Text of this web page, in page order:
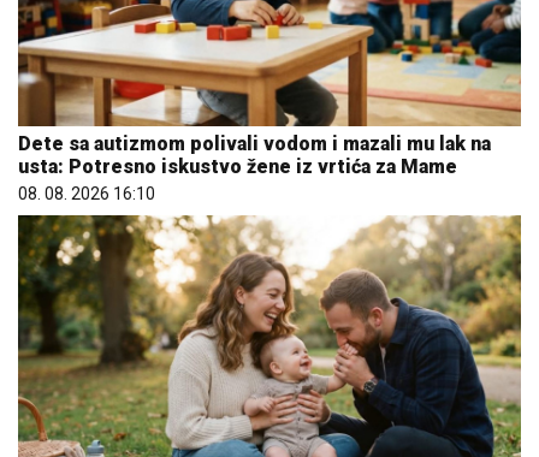
Dete sa autizmom polivali vodom i mazali mu lak na
usta: Potresno iskustvo žene iz vrtića za Mame
08. 08. 2026 16:10